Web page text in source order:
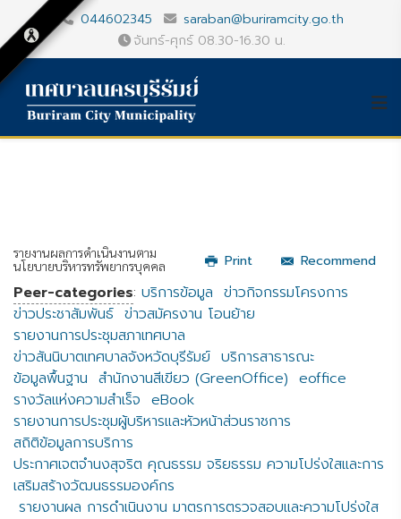
044602345
saraban@buriramcity.go.th
จันทร์-ศุกร์ 08.30-16.30 น.
Print Recommend
รายงานผลการดำเนินงานตาม
นโยบายบริหารทรัพยากรบุคคล
Peer-categories: บริการข้อมูล ข่าวกิจกรรมโครงการ
ข่าวประชาสัมพันธ์ ข่าวสมัครงาน โอนย้าย
รายงานการประชุมสภาเทศบาล
ข่าวสันนิบาตเทศบาลจังหวัดบุรีรัมย์ บริการสาธารณะ
ข้อมูลพื้นฐาน สำนักงานสีเขียว (GreenOffice) eoffice
รางวัลแห่งความสำเร็จ eBook
รายงานการประชุมผู้บริหารและหัวหน้าส่วนราชการ
สถิติข้อมูลการบริการ
ประกาศเจตจำนงสุจริต คุณธรรม จริยธรรม ความโปร่งใสและการ
เสริมสร้างวัฒนธรรมองค์กร
รายงานผล การดำเนินงาน มาตรการตรวจสอบและความโปร่งใส